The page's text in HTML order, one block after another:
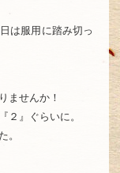
は服用に踏み切っ
ませんか！
２』ぐらいに。
。